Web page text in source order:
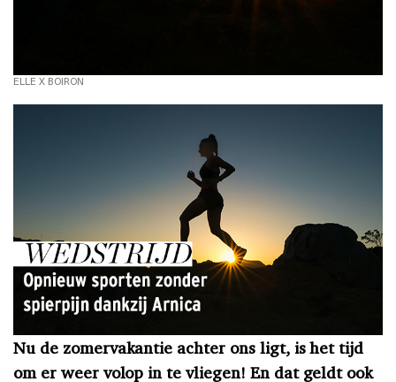
ELLE X BOIRON
Nu de zomervakantie achter ons ligt, is het tijd
om er weer volop in te vliegen! En dat geldt ook